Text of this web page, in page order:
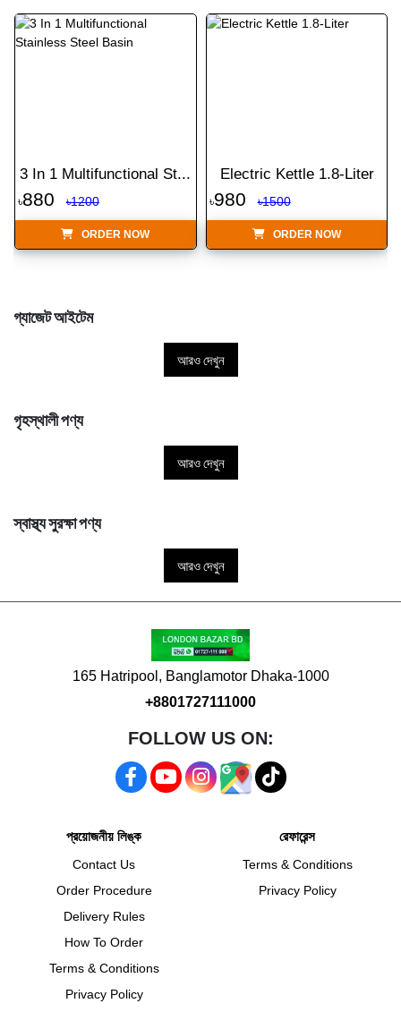
3 In 1 Multifunctional St...
৳880 ৳1200
ORDER NOW
Electric Kettle 1.8-Liter
৳980 ৳1500
ORDER NOW
গ্যাজেট আইটেম
আরও দেখুন
গৃহস্থালী পণ্য
আরও দেখুন
স্বাস্থ্য সুরক্ষা পণ্য
আরও দেখুন
165 Hatripool, Banglamotor Dhaka-1000
+8801727111000
FOLLOW US ON:
প্রয়োজনীয় লিঙ্ক
Contact Us
Order Procedure
Delivery Rules
How To Order
Terms & Conditions
Privacy Policy
রেফারেন্স
Terms & Conditions
Privacy Policy